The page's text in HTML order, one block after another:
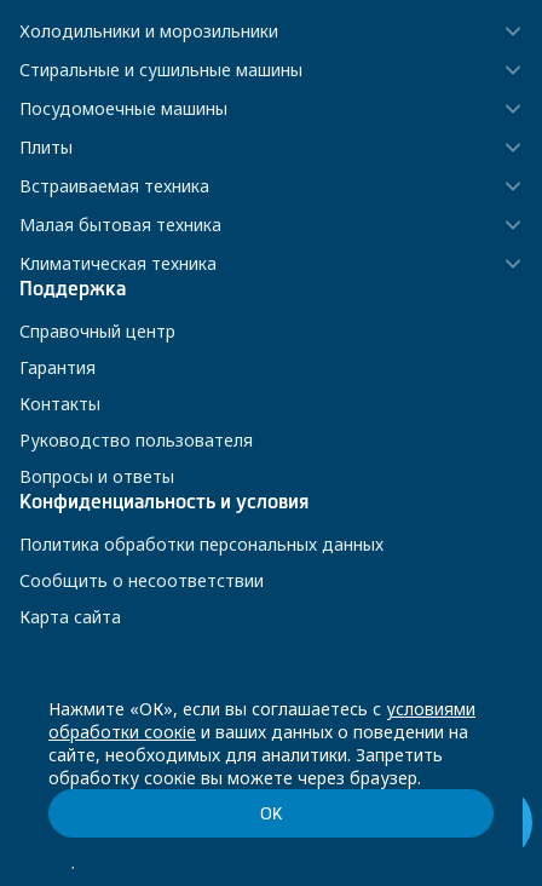
Холодильники и морозильники
Стиральные и сушильные машины
Посудомоечные машины
Плиты
Встраиваемая техника
Малая бытовая техника
Климатическая техника
Поддержка
Справочный центр
Гарантия
Контакты
Руководство пользователя
Вопросы и ответы
Конфиденциальность и условия
Политика обработки персональных данных
Сообщить о несоответствии
Карта сайта
8 800 200-23-56
Чат-бот в Телеграм
Нажмите «ОК», если вы соглашаетесь с условиями
обработки соокіе и ваших данных о поведении на
сайте, необходимых для аналитики. Запретить
обработку соокіе вы можете через браузер.
ОК